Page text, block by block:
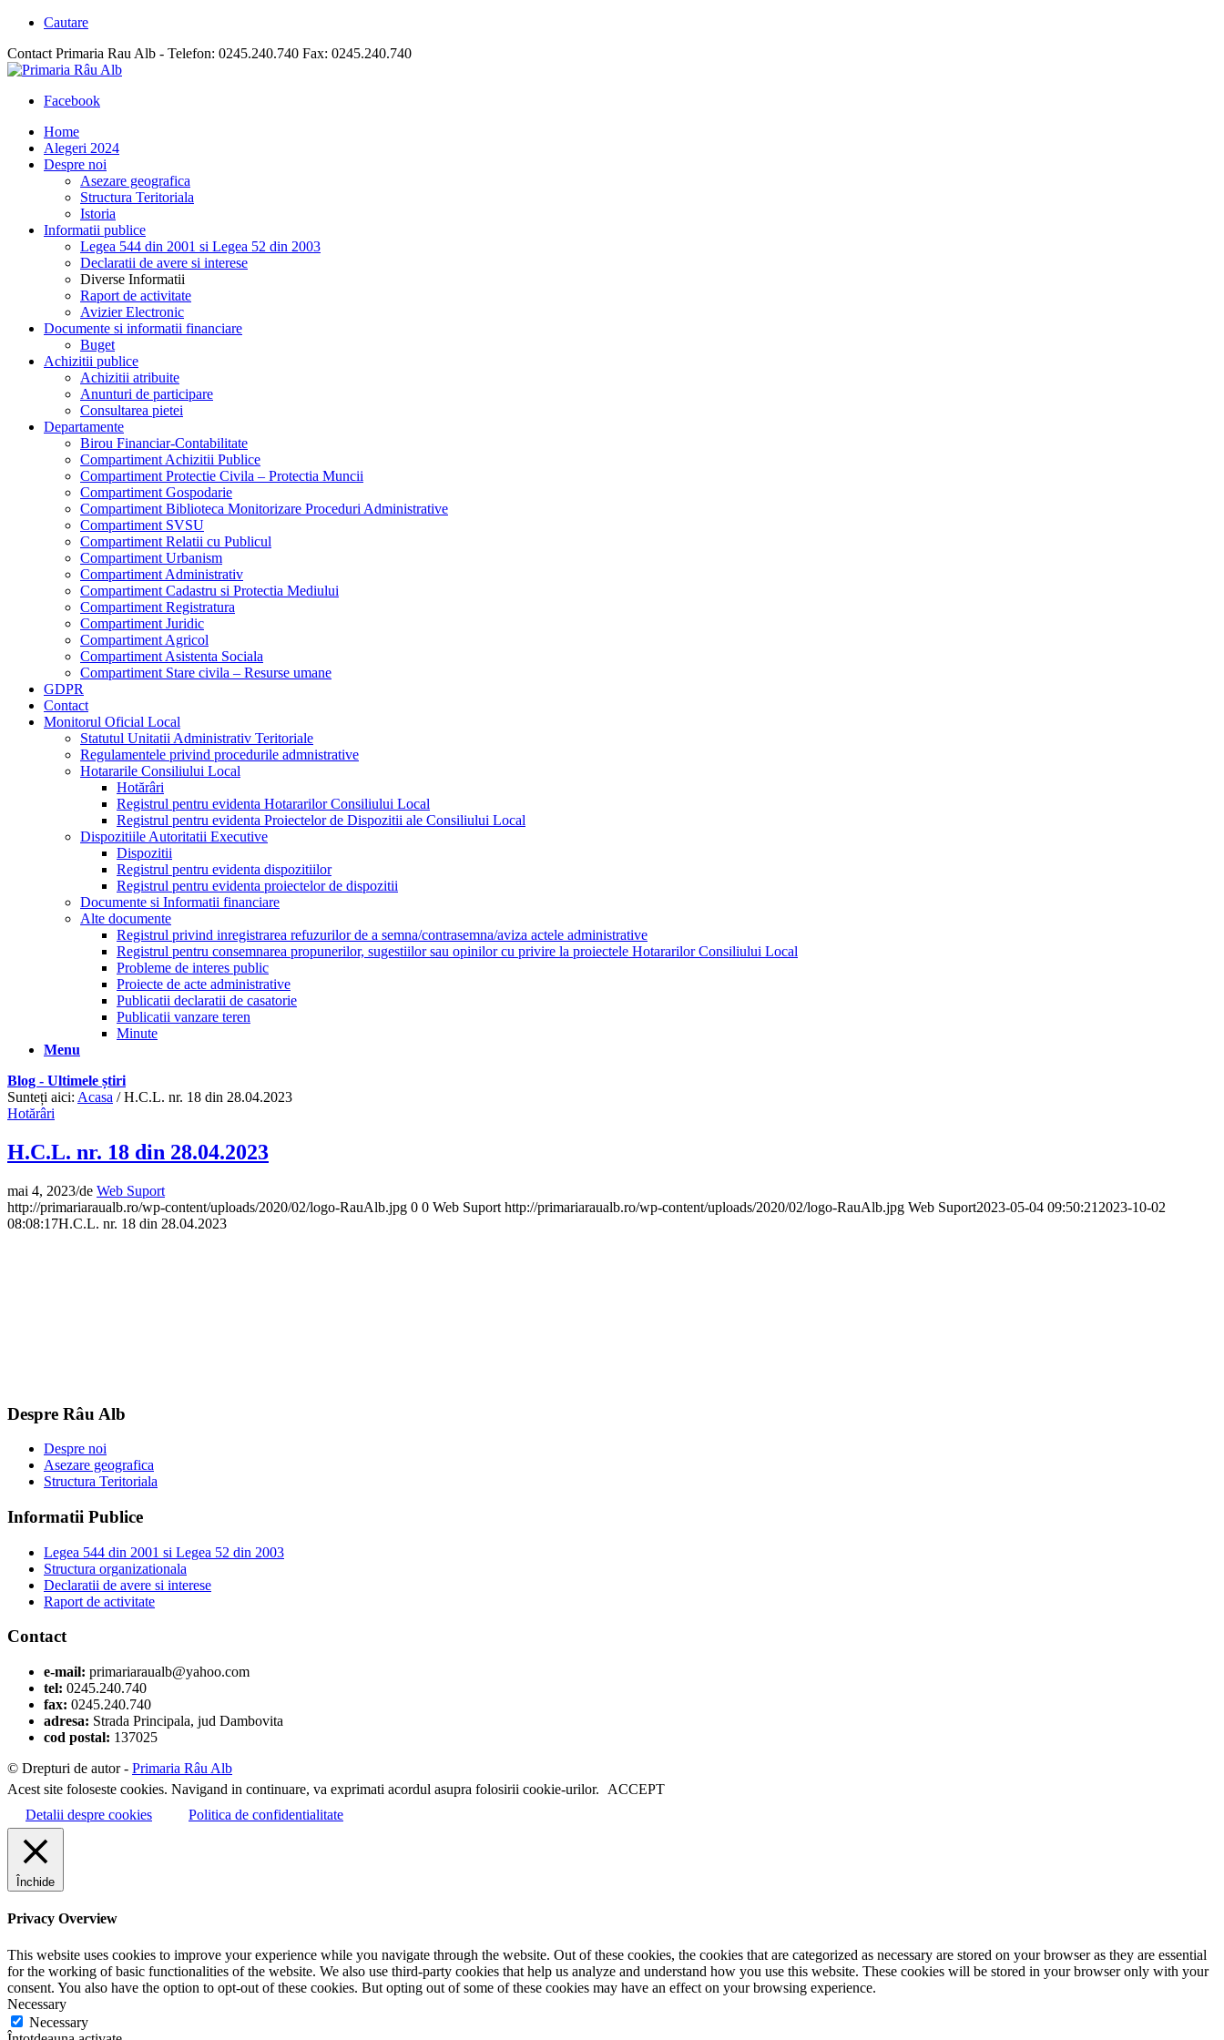
Cautare
Contact Primaria Rau Alb - Telefon: 0245.240.740 Fax: 0245.240.740
Facebook
Home
Alegeri 2024
Despre noi
Asezare geografica
Structura Teritoriala
Istoria
Informatii publice
Legea 544 din 2001 si Legea 52 din 2003
Declaratii de avere si interese
Diverse Informatii
Raport de activitate
Avizier Electronic
Documente si informatii financiare
Buget
Achizitii publice
Achizitii atribuite
Anunturi de participare
Consultarea pietei
Departamente
Birou Financiar-Contabilitate
Compartiment Achizitii Publice
Compartiment Protectie Civila – Protectia Muncii
Compartiment Gospodarie
Compartiment Biblioteca Monitorizare Proceduri Administrative
Compartiment SVSU
Compartiment Relatii cu Publicul
Compartiment Urbanism
Compartiment Administrativ
Compartiment Cadastru si Protectia Mediului
Compartiment Registratura
Compartiment Juridic
Compartiment Agricol
Compartiment Asistenta Sociala
Compartiment Stare civila – Resurse umane
GDPR
Contact
Monitorul Oficial Local
Statutul Unitatii Administrativ Teritoriale
Regulamentele privind procedurile admnistrative
Hotararile Consiliului Local
Hotărâri
Registrul pentru evidenta Hotararilor Consiliului Local
Registrul pentru evidenta Proiectelor de Dispozitii ale Consiliului Local
Dispozitiile Autoritatii Executive
Dispozitii
Registrul pentru evidenta dispozitiilor
Registrul pentru evidenta proiectelor de dispozitii
Documente si Informatii financiare
Alte documente
Registrul privind inregistrarea refuzurilor de a semna/contrasemna/aviza actele administrative
Registrul pentru consemnarea propunerilor, sugestiilor sau opinilor cu privire la proiectele Hotararilor Consiliului Local
Probleme de interes public
Proiecte de acte administrative
Publicatii declaratii de casatorie
Publicatii vanzare teren
Minute
Menu
Blog - Ultimele știri
Sunteți aici: Acasa / H.C.L. nr. 18 din 28.04.2023
Hotărâri
H.C.L. nr. 18 din 28.04.2023
mai 4, 2023/de Web Suport
http://primariaraualb.ro/wp-content/uploads/2020/02/logo-RauAlb.jpg 0 0 Web Suport http://primariaraualb.ro/wp-content/uploads/2020/02/logo-RauAlb.jpg Web Suport2023-05-04 09:50:21 2023-10-02
08:08:17H.C.L. nr. 18 din 28.04.2023
Despre Râu Alb
Despre noi
Asezare geografica
Structura Teritoriala
Informatii Publice
Legea 544 din 2001 si Legea 52 din 2003
Structura organizationala
Declaratii de avere si interese
Raport de activitate
Contact
e-mail: primariaraualb@yahoo.com
tel: 0245.240.740
fax: 0245.240.740
adresa: Strada Principala, jud Dambovita
cod postal: 137025
© Drepturi de autor - Primaria Râu Alb
Acest site foloseste cookies. Navigand in continuare, va exprimati acordul asupra folosirii cookie-urilor.
ACCEPT
Detalii despre cookies
Politica de confidentialitate
Închide
Privacy Overview
This website uses cookies to improve your experience while you navigate through the website. Out of these cookies, the cookies that are categorized as necessary are stored on your browser as they are essential
for the working of basic functionalities of the website. We also use third-party cookies that help us analyze and understand how you use this website. These cookies will be stored in your browser only with your
consent. You also have the option to opt-out of these cookies. But opting out of some of these cookies may have an effect on your browsing experience.
Necessary
Necessary